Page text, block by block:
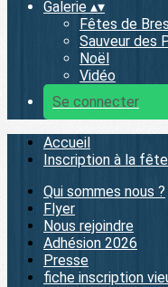
Galerie ▴▾
Fêtes de
Sauveur des
Noël
Vidéo
Se connecter
Accueil
Inscription à la
Qui sommes nous ?
Flyer
Nous rejoindre
Adhésion 2026
Presse
fiche inscription